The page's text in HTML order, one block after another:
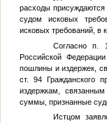
расходы присуждаются
судом исковых
исковых требований, в
Согласно п.
Российской
пошлины и издержек,
ст. 94 Гражданского
издержкам,
суммы, признанные
Истцом